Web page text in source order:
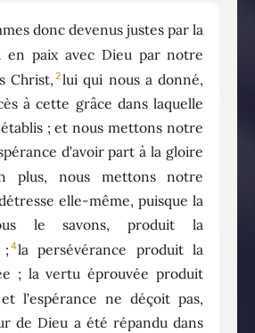
donc devenus justes par la
en paix avec Dieu par notre
Christ, 2lui qui nous a donné,
à cette grâce dans laquelle
; et nous mettons notre
d’avoir part à la gloire
plus, nous mettons notre
elle-même, puisque la
le savons, produit la
; 4la persévérance produit la
; la vertu éprouvée produit
et l’espérance ne déçoit pas,
de Dieu a été répandu dans